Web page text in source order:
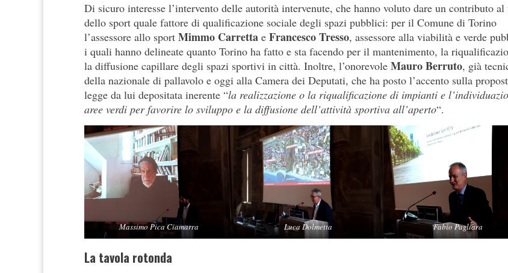
Di sicuro interesse l’intervento delle autorità intervenute, che hanno voluto dare un contributo al
dello sport quale fattore di qualificazione sociale degli spazi pubblici: per il Comune di Torino
l’assessore allo sport Mimmo Carretta e Francesco Tresso, assessore alla viabilità e verde
i quali hanno delineate quanto Torino ha fatto e sta facendo per il mantenimento, la
la diffusione capillare degli spazi sportivi in città. Inoltre, l’onorevole Mauro Berruto, già
della nazionale di pallavolo e oggi alla Camera dei Deputati, che ha posto l’accento sulla
legge da lui depositata inerente “la realizzazione o la riqualificazione di impianti e
aree verdi per favorire lo sviluppo e la diffusione dell’attività sportiva all’aperto“.
Massimo Pica Ciamarra Luca Dolmetta Fabio Pagliara
La tavola rotonda